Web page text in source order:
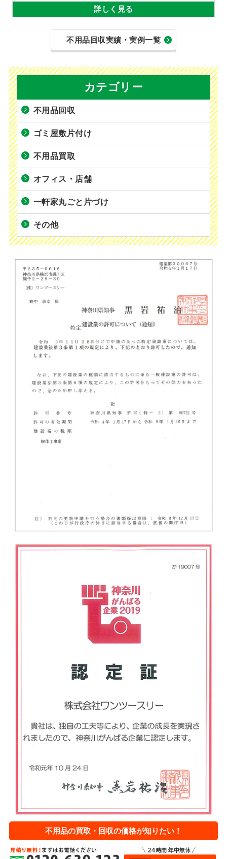
詳しく見る
不用品回収実績・実例一覧
カテゴリー
不用品回収
ゴミ屋敷片付け
不用品買取
オフィス・店舗
一軒家丸ごと片づけ
その他
不用品の買取・回収の価格が知りたい！